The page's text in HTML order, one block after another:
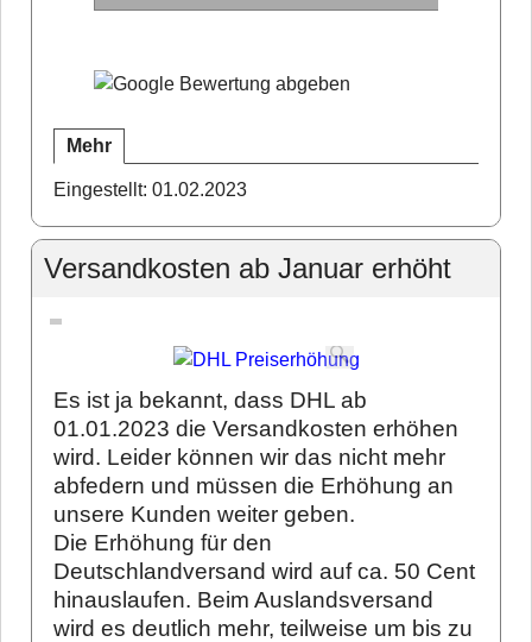
Mehr
Eingestellt: 01.02.2023
Versandkosten ab Januar erhöht
Es ist ja bekannt, dass DHL ab
01.01.2023 die Versandkosten erhöhen
wird. Leider können wir das nicht mehr
abfedern und müssen die Erhöhung an
unsere Kunden weiter geben.
Die Erhöhung für den
Deutschlandversand wird auf ca. 50 Cent
hinauslaufen. Beim Auslandsversand
wird es deutlich mehr, teilweise um bis zu